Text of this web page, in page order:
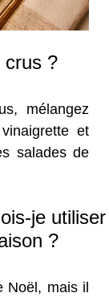
crus ?
mélangez
et
salades de
je utiliser
?
Noël, mais il